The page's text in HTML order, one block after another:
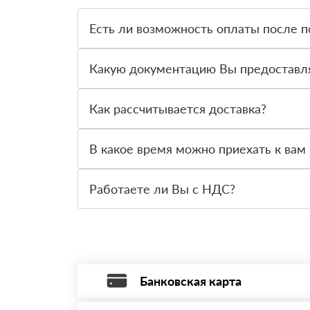
Есть ли возможность оплаты после
вправе от него отказаться.
Какую документацию Вы
Как рассчитывается доставка?
стоимости и сроков доставки, которые
В какое время можно приехать к вам
Работаете ли Вы с НДС?
Банковская карта